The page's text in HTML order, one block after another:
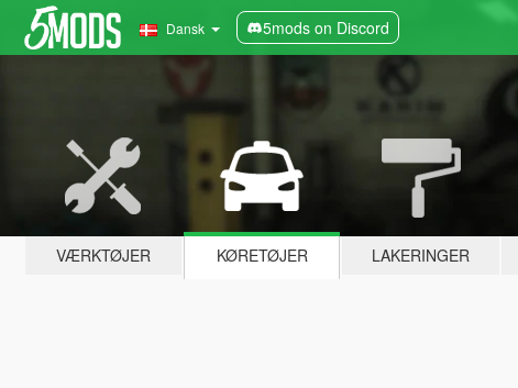
Dansk 5mods on Discord
VÆRKTØJER KØRETØJER LAKERINGER